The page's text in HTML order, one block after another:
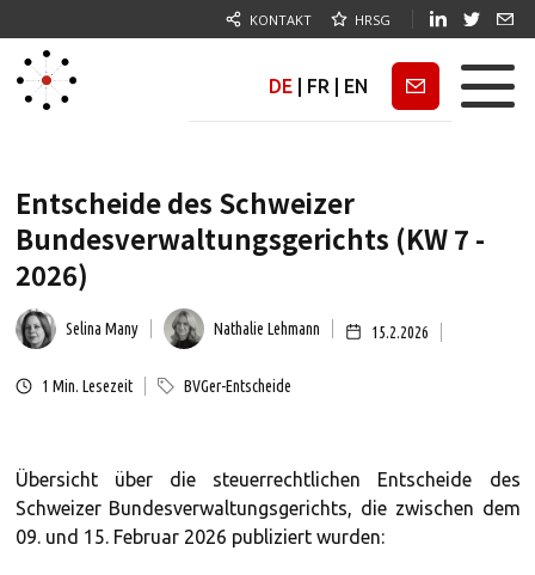
KONTAKT HRSG
DE FR EN Newsletter
Entscheide des Schweizer
Bundesverwaltungsgerichts (KW 7 -
2026)
Selina Many Nathalie Lehmann 15.2.2026
1 Min. Lesezeit BVGer-Entscheide
Übersicht über die steuerrechtlichen Entscheide des
Schweizer Bundesverwaltungsgerichts, die zwischen dem
09. und 15. Februar 2026 publiziert wurden: